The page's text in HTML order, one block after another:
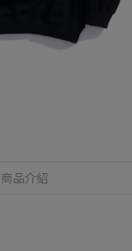
商品介紹